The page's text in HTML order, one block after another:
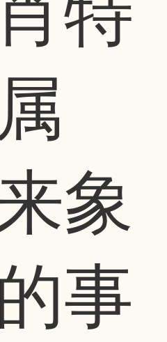
象
事